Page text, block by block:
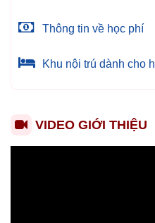
Thông tin về học phí
Khu nội trú dành cho
VIDEO GIỚI THIỆU